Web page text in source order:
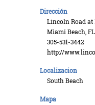
Dirección
Lincoln Road at
Miami Beach, FL
305-531-3442
http://
Localizacion
South Beach
Mapa